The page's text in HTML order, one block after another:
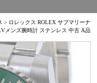
> ロレックス ROLEX サブマリーナ
メンズ腕時計 ステンレス 中古 A品